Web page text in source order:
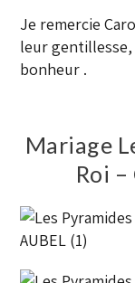
Je remercie
leur gentillesse,
bonheur .
Mariage
Roi